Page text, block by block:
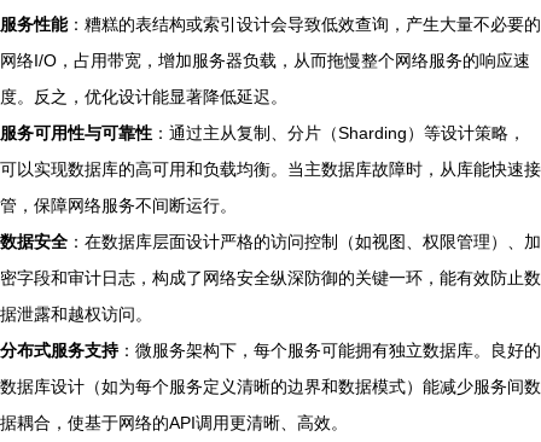
服务性能：糟糕的表结构或索引设计会导致低效查询，产生大量不必要的
网络I/O，占用带宽，增加服务器负载，从而拖慢整个网络服务的响应速
度。反之，优化设计能显著降低延迟。
服务可用性与可靠性 ：通过主从复制、分片（Sharding）等设计策略，
可以实现数据库的高可用和负载均衡。当主数据库故障时，从库能快速接
管，保障网络服务不间断运行。
数据安全 ：在数据库层面设计严格的访问控制（如视图、权限管理）、加
密字段和审计日志，构成了网络安全纵深防御的关键一环，能有效防止数
据泄露和越权访问。
分布式服务支持：微服务架构下，每个服务可能拥有独立数据库。良好的
数据库设计（如为每个服务定义清晰的边界和数据模式）能减少服务间数
据耦合，使基于网络的API调用更清晰、高效。